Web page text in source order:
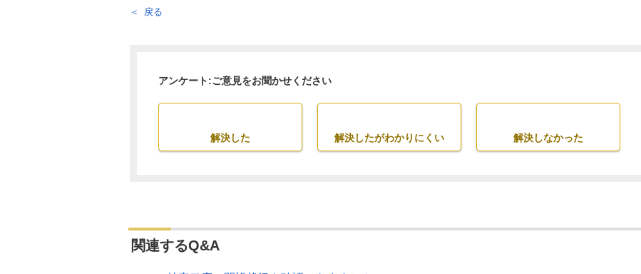
戻る
アンケート:ご意見をお聞かせください
解決した 解決したがわかりにくい 解決しなかった
関連するQ&A